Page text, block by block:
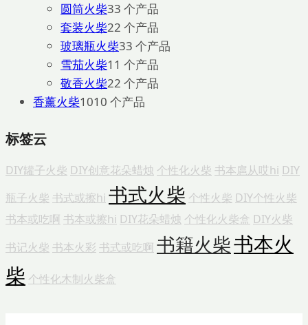
圆筒火柴33 个产品
套装火柴22 个产品
玻璃瓶火柴33 个产品
雪茄火柴1 1 个产品
敬香火柴22 个产品
香薰火柴1010 个产品
标签云
DIY罐子火柴 DIY创意花朵蜡烛 个性化火柴 书本扈从哎hi DIY
瓶子火柴 书式或擦hi 书式火柴 个性火柴 DIY个性火柴
书本或吃啊 书本或擦hi DIY花朵蜡烛 个性化火柴盒 DIY火柴
书记火柴 书本火彩 书式或吃啊 书籍火柴书本火
柴 个性化木制火柴盒